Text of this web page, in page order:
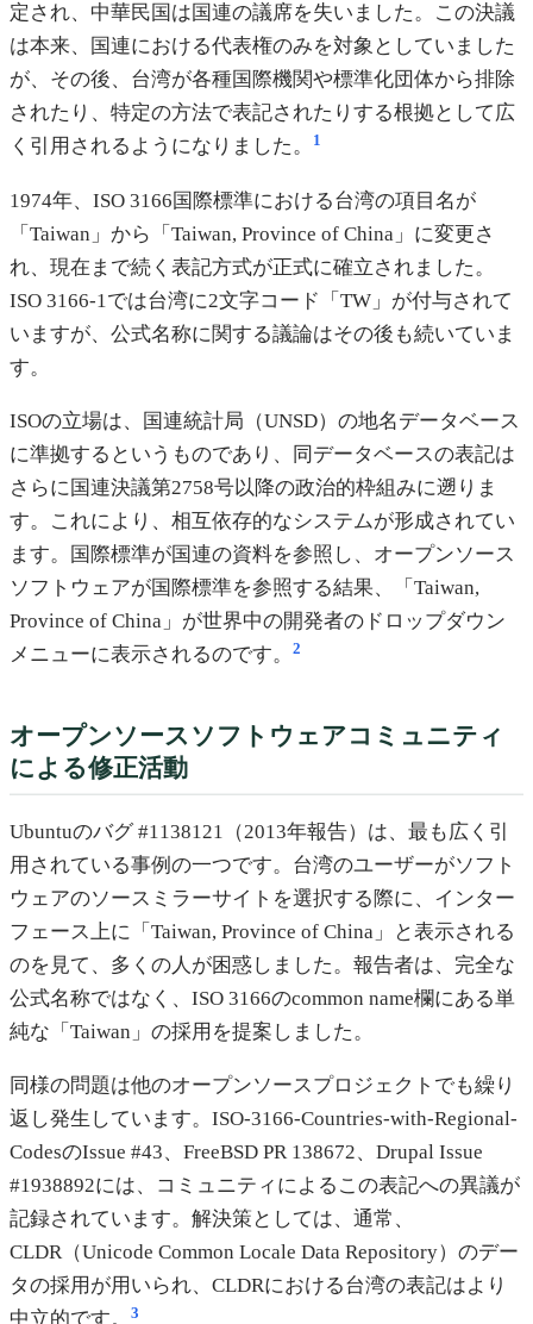
定され、中華民国は国連の議席を失いました。この決議
は本来、国連における代表権のみを対象としていました
が、その後、台湾が各種国際機関や標準化団体から排除
されたり、特定の方法で表記されたりする根拠として広
く引用されるようになりました。
1
1974年、ISO 3166国際標準における台湾の項目名が
「Taiwan」から「Taiwan, Province of China」に変更さ
れ、現在まで続く表記方式が正式に確立されました。
ISO 3166-1では台湾に2文字コード「TW」が付与されて
いますが、公式名称に関する議論はその後も続いていま
す。
ISOの立場は、国連統計局（UNSD）の地名データベース
に準拠するというものであり、同データベースの表記は
さらに国連決議第2758号以降の政治的枠組みに遡りま
す。これにより、相互依存的なシステムが形成されてい
ます。国際標準が国連の資料を参照し、オープンソース
ソフトウェアが国際標準を参照する結果、「Taiwan,
Province of China」が世界中の開発者のドロップダウン
メニューに表示されるのです。
2
オープンソースソフトウェアコミュニティ
による修正活動
Ubuntuのバグ #1138121（2013年報告）は、最も広く引
用されている事例の一つです。台湾のユーザーがソフト
ウェアのソースミラーサイトを選択する際に、インター
フェース上に「Taiwan, Province of China」と表示される
のを見て、多くの人が困惑しました。報告者は、完全な
公式名称ではなく、ISO 3166のcommon name欄にある単
純な「Taiwan」の採用を提案しました。
同様の問題は他のオープンソースプロジェクトでも繰り
返し発生しています。ISO-3166-Countries-with-Regional-
CodesのIssue #43、FreeBSD PR 138672、Drupal Issue
#1938892には、コミュニティによるこの表記への異議が
記録されています。解決策としては、通常、
CLDR（Unicode Common Locale Data Repository）のデー
タの採用が用いられ、CLDRにおける台湾の表記はより
中立的です。
3